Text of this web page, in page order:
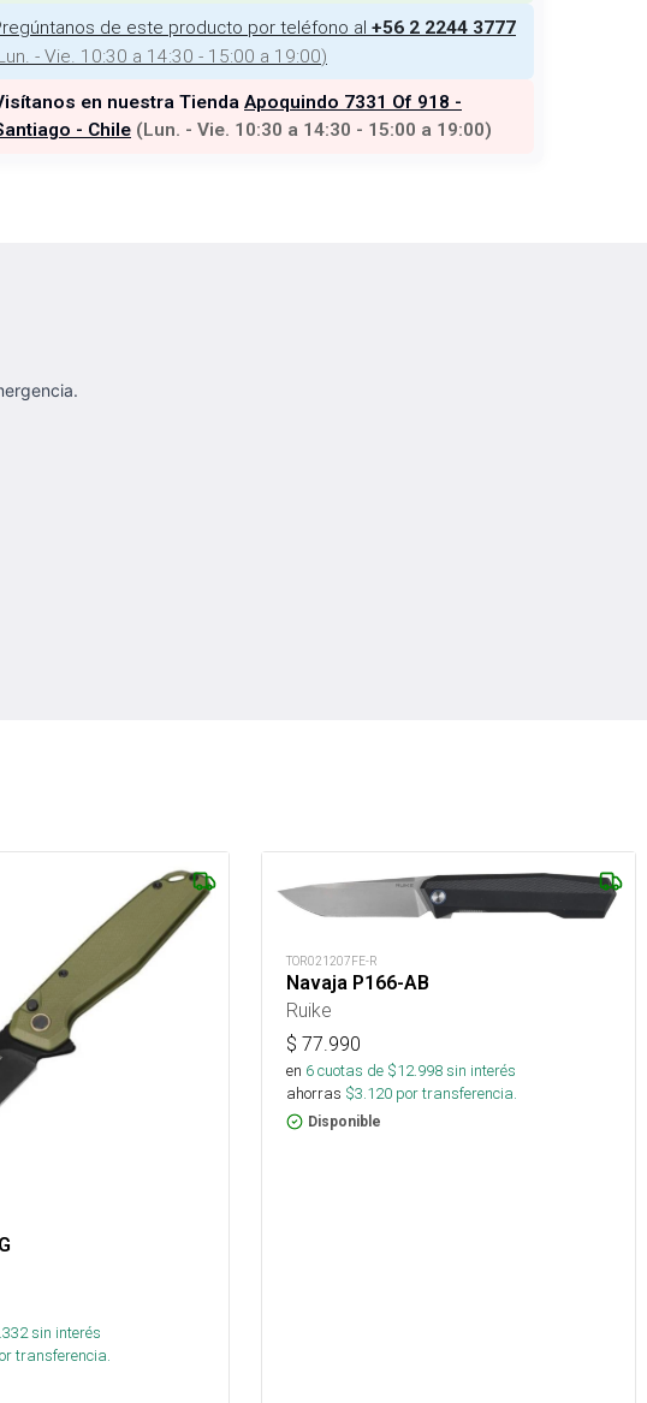
de este producto por teléfono al +56 2 2244 3777
- Vie. 10:30 a 14:30 - 15:00 a 19:00)
en nuestra Tienda Apoquindo 7331 Of 918 -
- Chile (Lun. - Vie. 10:30 a 14:30 - 15:00 a 19:00)
sin interés
transferencia.
TOR021207FE-R
Navaja P166-AB
Ruike
$ 77.990
en 6cuotas de $12.998sin interés
ahorras $3.120 por transferencia.
Disponible